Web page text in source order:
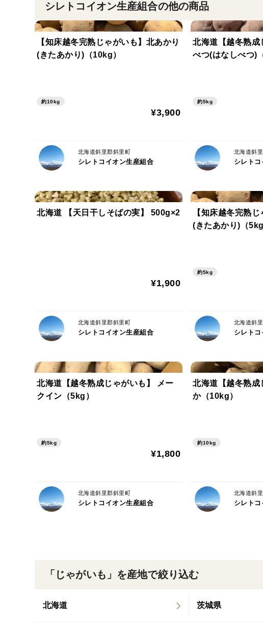
「じゃがいも」を産地で絞り込む
北海道 茨城県
シレトコイオン生産組合の他の商品
【知床越冬完熟じゃがいも】北あかり
(きたあかり)（10kg）
約10kg
¥3,900
北海道斜里郡斜里町
シレトコイオン生産組合
北海道【越冬熟成
べつ(はなしべつ)
約5kg
北海道斜
シレト
北海道 【天日干しそばの実】 500g×2
¥1,900
北海道斜里郡斜里町
シレトコイオン生産組合
【知床越冬完熟
(きたあかり)（5kg
約5kg
北海道斜
シレト
北海道【越冬熟成じゃがいも】 メー
クイン（5kg）
約5kg
¥1,800
北海道斜里郡斜里町
シレトコイオン生産組合
北海道【越冬熟成
か（10kg）
約10kg
北海道斜
シレト